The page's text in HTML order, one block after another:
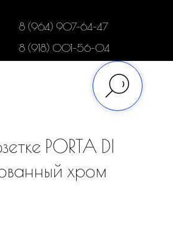
8 (918) 001-56-04
8 (964) 907-64-47
PORTA DI
хром